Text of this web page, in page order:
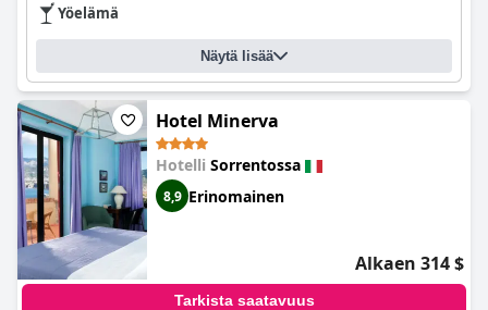
Yöelämä
Näytä lisää
Hotel Minerva
Hotelli Sorrentossa
8,9 Erinomainen
Alkaen 314 $
Tarkista saatavuus